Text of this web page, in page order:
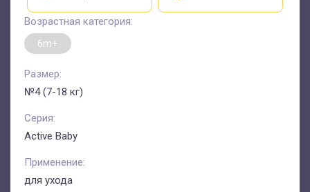
Возрастная категория:
6m+
Размер:
№4 (7-18 кг)
Серия:
Active Baby
Применение:
для ухода